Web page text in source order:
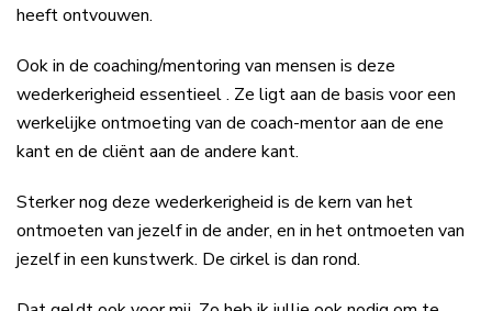
heeft ontvouwen.
Ook in de coaching/mentoring van mensen is deze
wederkerigheid essentieel . Ze ligt aan de basis voor een
werkelijke ontmoeting van de coach-mentor aan de ene
kant en de cliënt aan de andere kant.
Sterker nog deze wederkerigheid is de kern van het
ontmoeten van jezelf in de ander, en in het ontmoeten van
jezelf in een kunstwerk. De cirkel is dan rond.